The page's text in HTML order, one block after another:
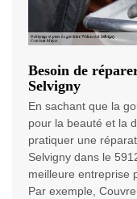
Besoin de
Selvigny
En sachant que la
pour la beauté et la
pratiquer une
Selvigny dans le
meilleure entreprise
Par exemple,